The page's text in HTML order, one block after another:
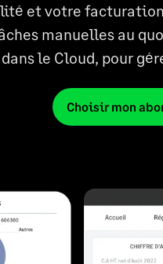
et votre
manuelles au
le Cloud, pour
Choisir mon